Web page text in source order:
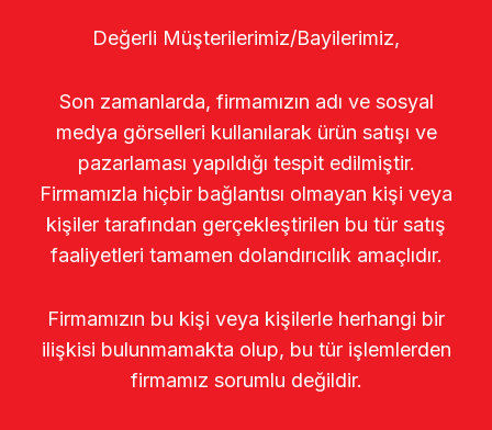
Değerli Müşterilerimiz/Bayilerimiz,
Son zamanlarda, firmamızın adı ve sosyal
medya görselleri kullanılarak ürün satışı ve
pazarlaması yapıldığı tespit edilmiştir.
Firmamızla hiçbir bağlantısı olmayan kişi veya
kişiler tarafından gerçekleştirilen bu tür satış
faaliyetleri tamamen dolandırıcılık amaçlıdır.
Firmamızın bu kişi veya kişilerle herhangi bir
ilişkisi bulunmamakta olup, bu tür işlemlerden
firmamız sorumlu değildir.